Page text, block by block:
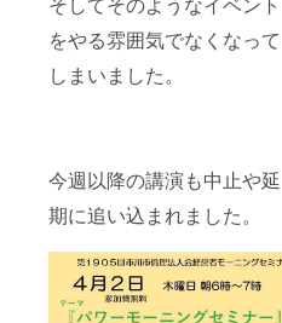
をやる雰囲気でなくなって
しまいました。
今週以降の講演も中止や延
期に追い込まれました。